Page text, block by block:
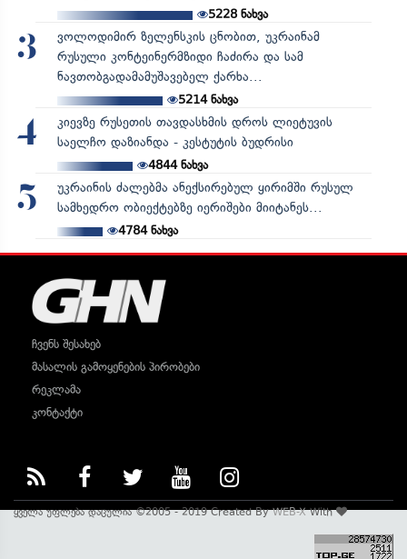
5228ნახვა
3
ვოლოდიმირ ზელენსკის ცნობით, უკრაინამ
რუსული კონტეინერმზიდი ჩაძირა და სამ
ნავთობგადამამუშავებელ ქარხა...
5214ნახვა
4
კიევზე რუსეთის თავდასხმის დროს ლიეტუვის
საელჩო დაზიანდა - კესტუტის ბუდრისი
4844ნახვა
5
უკრაინის ძალებმა ანექსირებულ ყირიმში რუსულ
სამხედრო ობიექტებზე იერიშები მიიტანეს...
4784ნახვა
ჩვენს შესახებ
მასალის გამოყენების პირობები
რეკლამა
კონტაქტი
ყველა უფლება დაცულია ©2005 - 2019 Created ByWEB-XWith